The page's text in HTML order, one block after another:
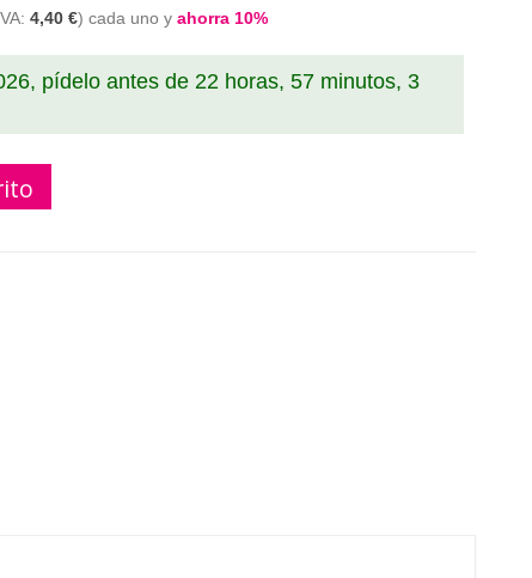
4,40 € cada uno y ahorra 10%
pídelo antes de 22 horas, 57 minutos, 2